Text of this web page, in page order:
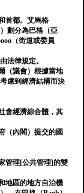
首都。艾馬格
劃分為巴格（亞
（街道或委員
法律規定。
（議會）根據當地
慮到經濟結構而決
會經濟綜合體，其
（內閣）提交的國
管理[公共管理]的雙
地區的地方自治機